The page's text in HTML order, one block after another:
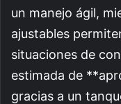
un manejo ágil,
ajustables
situaciones de
estimada de
gracias a un